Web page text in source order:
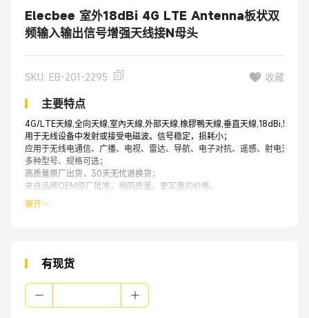
Elecbee 室外18dBi 4G LTE Antenna板状双
频输入输出信号增强天线接N母头
SKU: EB-201-2295 收藏
主要特点
4G/LTE天線,全向天線,室內天線,外部天線,橡膠鴨天線,垂直天線,18dBi,50
用于无线设备中发射或接受电磁波。信号稳定，损耗小；
应用于无线电通信、广播、电视、雷达、导航、电子对抗、遥感、射电天文等
多种型号、规格可选；
高质量原厂出货，30天无忧退换货；
来自品牌OEM原厂批发，相同质量，更实惠的价格。
展开
有现货